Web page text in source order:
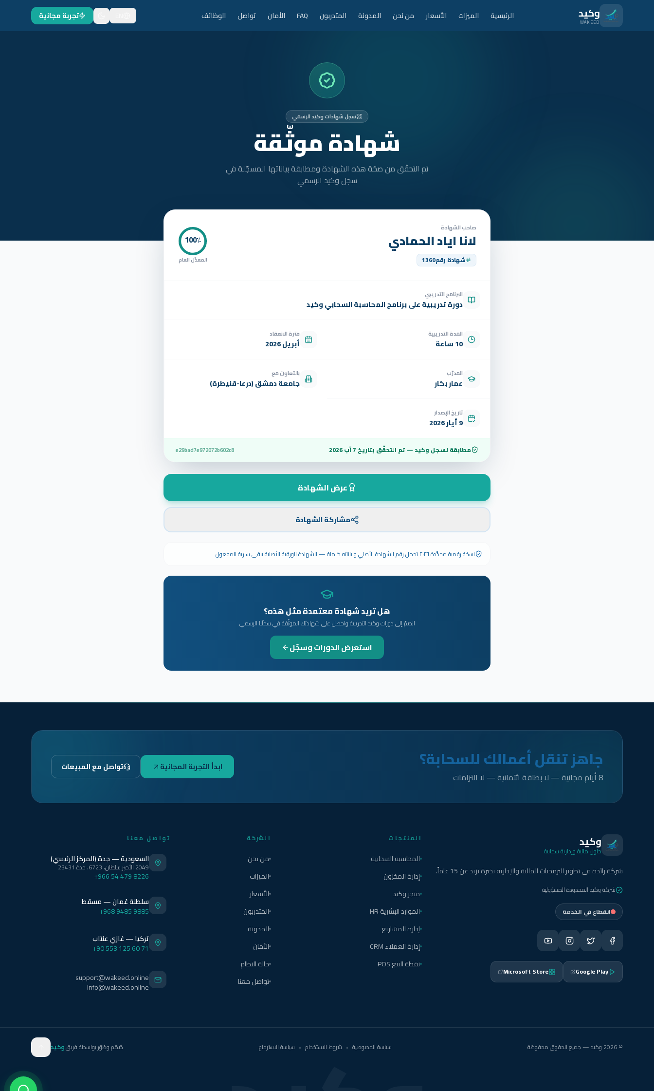
انتقل للمحتوى الرئيسيوكيد
WAKEED الرئيسية الميزات الأسعار من نحن المدونة المتدربون FAQ الأمان تواصل الوظائف تجربة مجانية
سجل شهادات وكيد الرسمي
شهادة موثّقة
تم التحقّق من صحّة هذه الشهادة ومطابقة بياناتها المسجّلة في
سجل وكيد الرسمي
صاحب الشهادة
لانا اياد الحمادي
شهادة رقم1360
100٪
المعدّل العام
البرنامج التدريبي
دورة تدريبية على برنامج المحاسبة السحابي وكيد
المدة التدريبية
10 ساعة
فترة الانعقاد
أبريل 2026
المدرّب
عمار بكار
بالتعاون مع
جامعة دمشق (درعا-قنيطرة)
تاريخ الإصدار
9 أيار 2026
مطابقة لسجل وكيد — تم التحقّق بتاريخ 7 آب 2026 e29bad7e972072b602c8
عرض الشهادة
مشاركة الشهادة
نسخة رقمية مجدَّدة ٢٠٢٦ تحمل رقم الشهادة الأصلي وبياناته كاملة — الشهادة الورقية الأصلية تبقى سارية المفعول.
هل تريد شهادة معتمدة مثل هذه؟
انضمّ إلى دورات وكيد التدريبية واحصل على شهادتك الموثّقة في سجلّنا الرسمي
استعرض الدورات وسجّل
جاهز تنقل أعمالك للسحابة؟
8 أيام مجانية — لا بطاقة ائتمانية — لا التزامات
ابدأ التجربة المجانية تواصل مع المبيعات
وكيد
حلول مالية وإدارية سحابية
شركة رائدة في تطوير البرمجيات المالية والإدارية بخبرة تزيد عن 15 عاماً.
شركة وكيد المحدودة المسؤولية
انقطاع في الخدمة
Google Play
Microsoft Store
المنتجات
المحاسبة السحابية
إدارة المخزون
متجر وكيد
الموارد البشرية HR
إدارة المشاريع
إدارة العملاء CRM
نقطة البيع POS
الشركة
من نحن
الميزات
الأسعار
المتدربون
المدونة
الأمان
حالة النظام
تواصل معنا
تواصل معنا
السعودية — جدة (المركز الرئيسي)
2049 الأمير سلطان، 6723، جدة 23431
+966 54 479 8226
سلطنة عُمان — مسقط
+968 9485 9885
تركيا — غازي عنتاب
+90 553 125 60 71
support@wakeed.online
info@wakeed.online
© 2026 وكيد — جميع الحقوق محفوظة سياسة الخصوصية • شروط الاستخدام • سياسة الاسترجاع صُمّم وطُوّر بواسطة فريقوكيد